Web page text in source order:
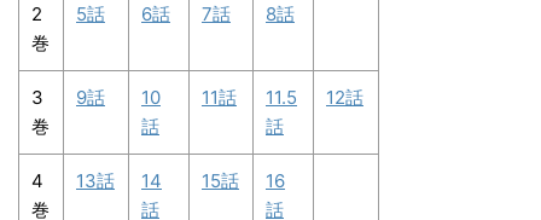
2
巻
5話 6話 7話 8話
3
巻
9話
10
話
11話
11.5
話
12話
4
巻
13話
14
話
15話
16
話